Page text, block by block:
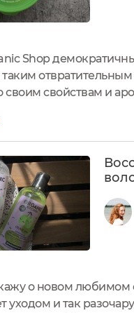
Shop
таким
своим свойствам и
о новом любимом
уходом и так